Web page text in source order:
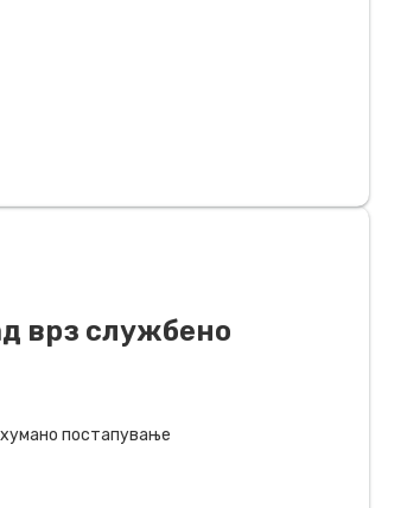
врз службено
постапување